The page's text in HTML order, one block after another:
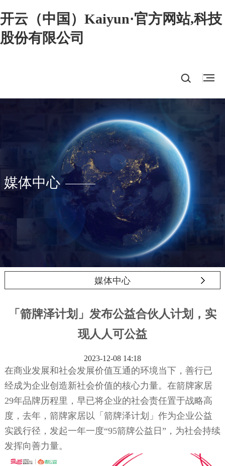
开云（中国）Kaiyun·官方网站,科技
股份有限公司
媒体中心
媒体中心
「箭牌泽计划」发布公益合伙人计划，实
现人人可公益
2023-12-08 14:18
在商业发展和社会发展价值互通的环境当下，善行已
经成为企业创造新社会价值的核心力量。在箭牌家居
29年品牌历程里，早已将企业的社会责任置于战略高
度，去年，箭牌家居以「箭牌泽计划」作为企业公益
实践行径，发起一年一度“95箭牌公益日 ”，为社会持续
发挥向善力量。